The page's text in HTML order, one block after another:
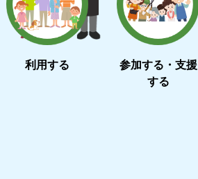
利用する
参加する・支援
する